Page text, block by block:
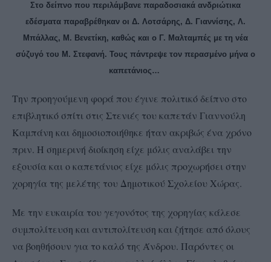
Στο δείπνο που περιλάμβανε παραδοσιακά ανδριώτικα
εδέσματα παραβρέθηκαν οι Δ. Λοτσάρης, Δ. Γιαννίσης, Λ.
Μπάλλας, Μ. Βενετίκη, καθώς και ο Γ. Μαλταμπές με τη νέα
σύζυγό του Μ. Στεφανή. Τους πάντρεψε τον περασμένο μήνα ο
καπετάνιος…
Την προηγούμενη φορά που έγινε πολιτικό δείπνο στο
επιβλητικό σπίτι στις Στενιές του καπετάν Γιαννούλη
Καμπάνη και δημοσιοποιήθηκε ήταν ακριβώς ένα χρόνο
πριν. Η σημερινή διοίκηση είχε μόλις αναλάβει την
εξουσία και ο καπετάνιος είχε μόλις προχωρήσει στην
χορηγία της μελέτης του Δημοτικού Σχολείου Χώρας.
Με την ευκαιρία του γεγονότος της χορηγίας κάλεσε
συμπολίτευση και αντιπολίτευση και ζήτησε από όλους
να βοηθήσουν για το καλό της Άνδρου. Παρόντες οι